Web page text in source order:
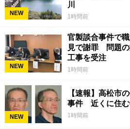
NEW
川
1時間前
NEW
官製談合事件で
見で謝罪 問題の
工事を受注
1時間前
NEW
【速報】高松市
事件 近くに住む
1時間前